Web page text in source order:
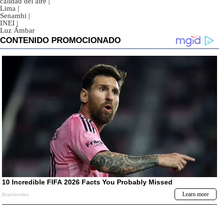
Lima |
Senamhi |
INEI |
Luz Ámbar